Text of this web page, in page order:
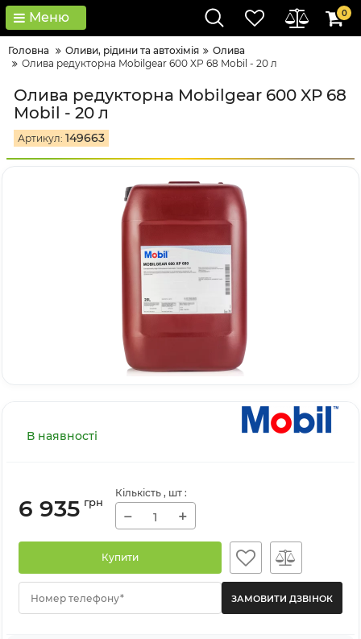
Меню 0
Головна Оливи, рідини та автохімія
Олива
Олива редукторна Mobilgear 600 XP 68 Mobil - 20 л
Олива редукторна Mobilgear 600 XP 68
Mobil - 20 л
Артикул: 149663
В наявності
6 935 грн
Кількість , шт :
− +
Купити
Номер телефону*